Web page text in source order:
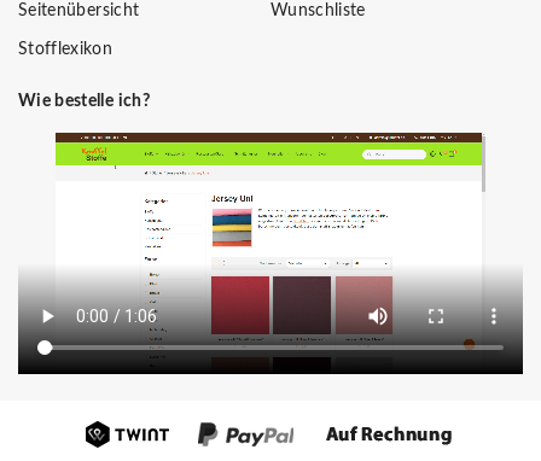
Seitenübersicht
Stofflexikon
Wunschliste
Wie bestelle ich?